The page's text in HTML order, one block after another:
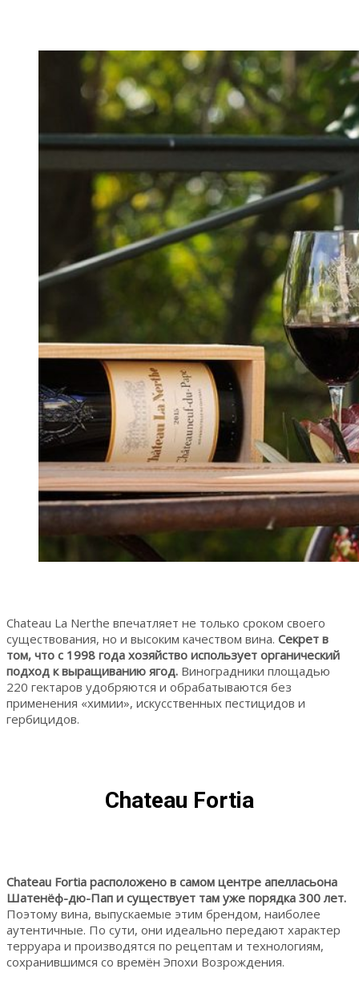
Chateau La Nerthe впечатляет не только сроком своего
существования, но и высоким качеством вина. Секрет в
том, что с 1998 года хозяйство использует органический
подход к выращиванию ягод. Виноградники площадью
220 гектаров удобряются и обрабатываются без
применения «химии», искусственных пестицидов и
гербицидов.
Chateau Fortia
Chateau Fortia расположено в самом центре апелласьона
Шатенёф-дю-Пап и существует там уже порядка 300 лет.
Поэтому вина, выпускаемые этим брендом, наиболее
аутентичные. По сути, они идеально передают характер
терруара и производятся по рецептам и технологиям,
сохранившимся со времён Эпохи Возрождения.